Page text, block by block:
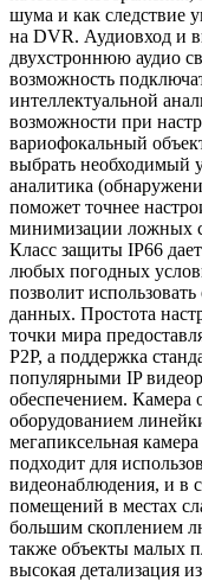
шума и как следствие
на DVR. Аудиовход и
двухстроннюю аудио
возможность
интеллектуальной
возможности при
вариофокальный
выбрать необходимый
аналитика
поможет точнее
минимизации ложных
Класс защиты IP66
любых погодных
позволит
данных. Простота
точки мира
P2P, а поддержка
популярными IP
обеспечением. Камера
оборудованием
мегапиксельная
подходит для
видеонаблюдения, и в
помещений в местах
большим скоплением
также объекты малых
высокая детализация